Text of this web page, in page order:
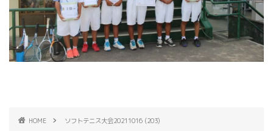
HOME ソフトテニス大会20211016 (203)